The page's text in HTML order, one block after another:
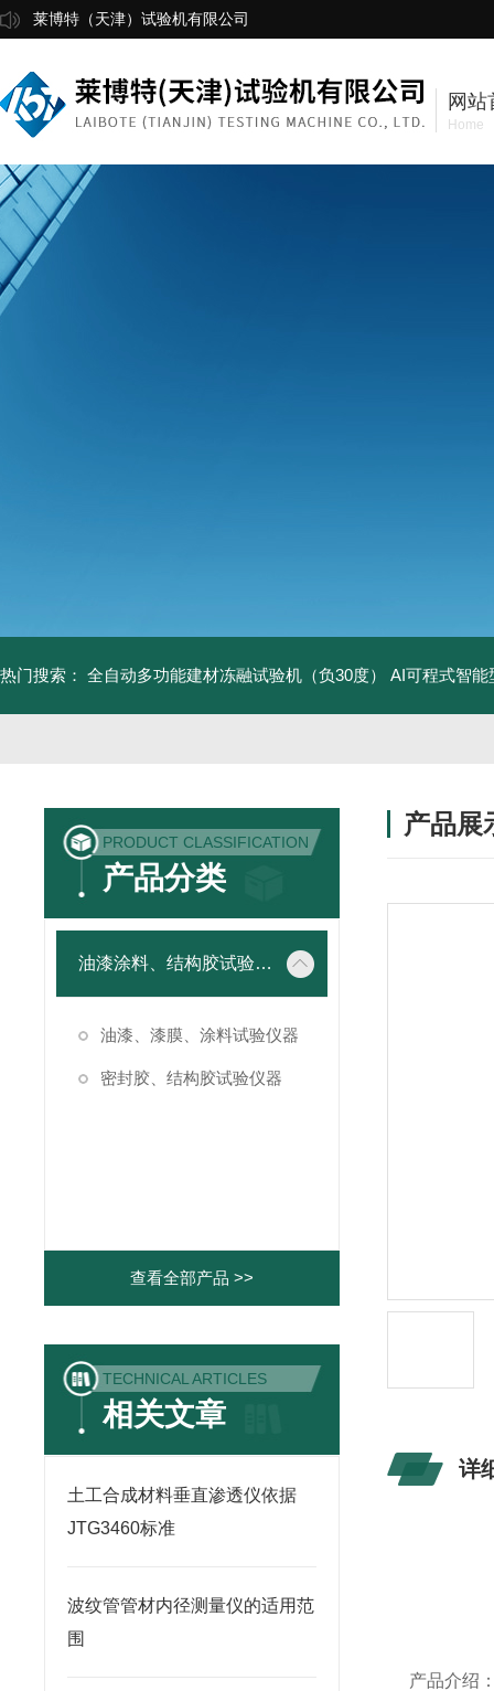
莱博特（天津）试验机有限公司
网站
Home
热门搜索： 全自动多功能建材冻融试验机（负30度） AI可程式智能
PRODUCT CLASSIFICATION
产品分类
油漆涂料、结构胶试验仪器
油漆、漆膜、涂料试验仪器
密封胶、结构胶试验仪器
查看全部产品 >>
TECHNICAL ARTICLES
相关文章
土工合成材料垂直渗透仪依据
JTG3460标准
波纹管管材内径测量仪的适用范
围
产品展
详
产品介绍